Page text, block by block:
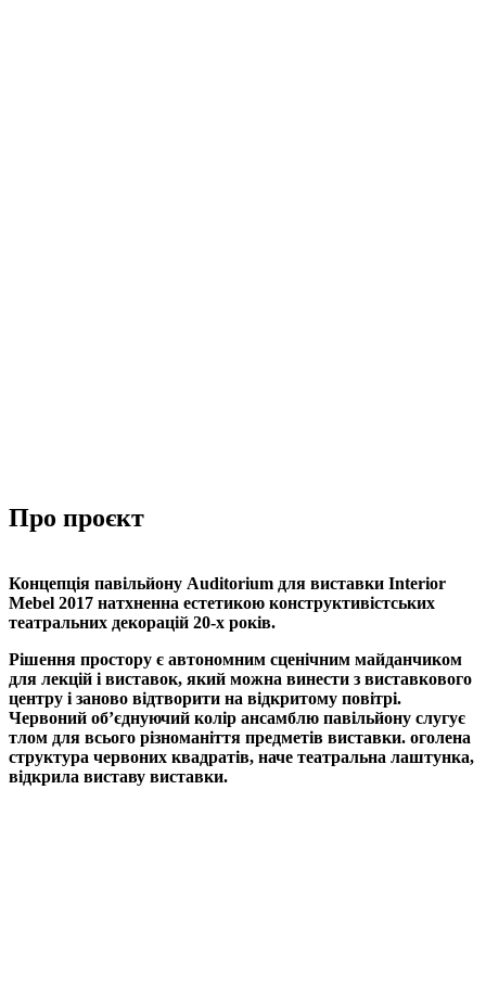
Про проєкт
Концепція павільйону Auditorium для виставки Interior
Mebel 2017 натхненна естетикою конструктивістських
театральних декорацій 20-х років.
Рішення простору є автономним сценічним майданчиком
для лекцій і виставок, який можна винести з виставкового
центру і заново відтворити на відкритому повітрі.
Червоний об’єднуючий колір ансамблю павільйону слугує
тлом для всього різноманіття предметів виставки. оголена
структура червоних квадратів, наче театральна лаштунка,
відкрила виставу виставки.